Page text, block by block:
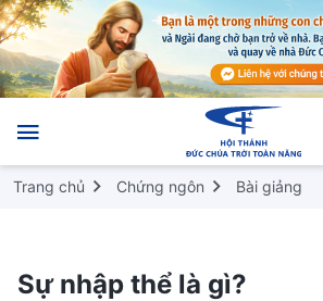
Trang chủ Chứng ngôn Bài giảng
Sự nhập thể là gì?